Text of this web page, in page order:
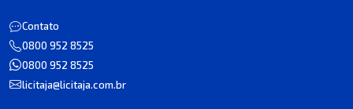
Contato
0800 952 8525
0800 952 8525
licitaja@licitaja.com.br